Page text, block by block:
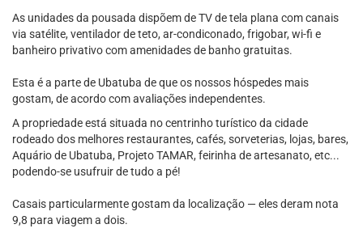
As unidades da pousada dispõem de TV de tela plana com canais
via satélite, ventilador de teto, ar-condiconado, frigobar, wi-fi e
banheiro privativo com amenidades de banho gratuitas.
Esta é a parte de Ubatuba de que os nossos hóspedes mais
gostam, de acordo com avaliações independentes.
A propriedade está situada no centrinho turístico da cidade
rodeado dos melhores restaurantes, cafés, sorveterias, lojas, bares,
Aquário de Ubatuba, Projeto TAMAR, feirinha de artesanato, etc...
podendo-se usufruir de tudo a pé!
Casais particularmente gostam da localização — eles deram nota
9,8 para viagem a dois.